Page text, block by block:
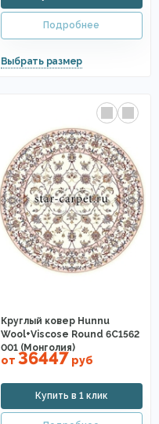
Круглый ковер Hunnu
Wool+Viscose Round 6C1562
001 (Монголия)
от 36447 руб